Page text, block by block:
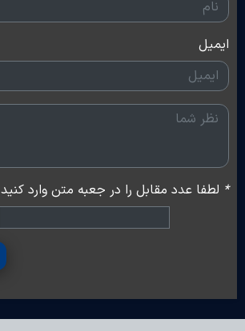
ایمیل
* لطفا عدد مقابل را در جعبه متن وارد کنید